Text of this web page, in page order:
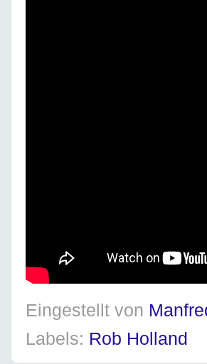
Eingestellt von
Labels: Rob Holland